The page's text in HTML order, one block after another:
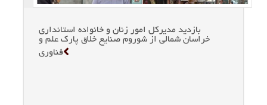
بازدید مدیركل امور زنان و خانواده استانداری
خراسان شمالی از شوروم صنایع خلاق پارك علم و
فناوری